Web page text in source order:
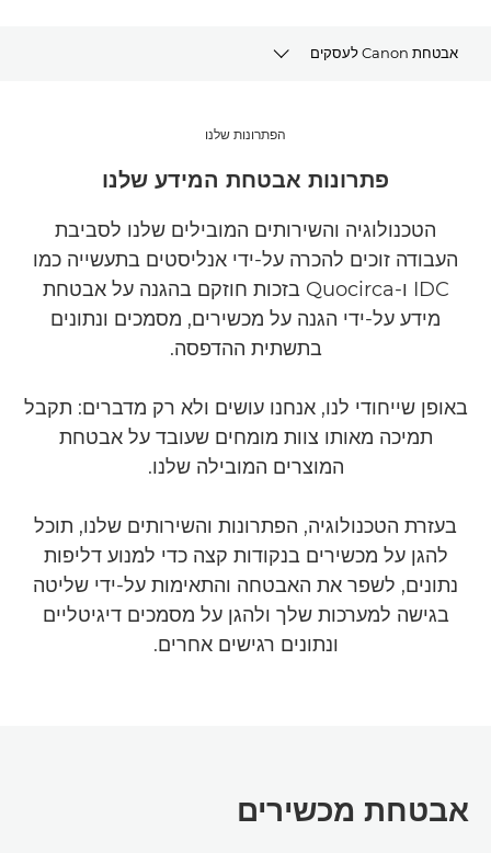
אבטחת Canon לעסקים
פתרונות קשורים
צור עמנו קשר
הפתרונות שלנו
פתרונות אבטחת המידע שלנו
הטכנולוגיה והשירותים המובילים שלנו לסביבת
העבודה זוכים להכרה על-ידי אנליסטים בתעשייה כמו
IDC ו-Quocirca בזכות חוזקם בהגנה על אבטחת
מידע על-ידי הגנה על מכשירים, מסמכים ונתונים
בתשתית ההדפסה.
באופן שייחודי לנו, אנחנו עושים ולא רק מדברים: תקבל
תמיכה מאותו צוות מומחים שעובד על אבטחת
המוצרים המובילה שלנו.
בעזרת הטכנולוגיה, הפתרונות והשירותים שלנו, תוכל
להגן על מכשירים בנקודות קצה כדי למנוע דליפות
נתונים, לשפר את האבטחה והתאימות על-ידי שליטה
בגישה למערכות שלך ולהגן על מסמכים דיגיטליים
ונתונים רגישים אחרים.
אבטחת מכשירים